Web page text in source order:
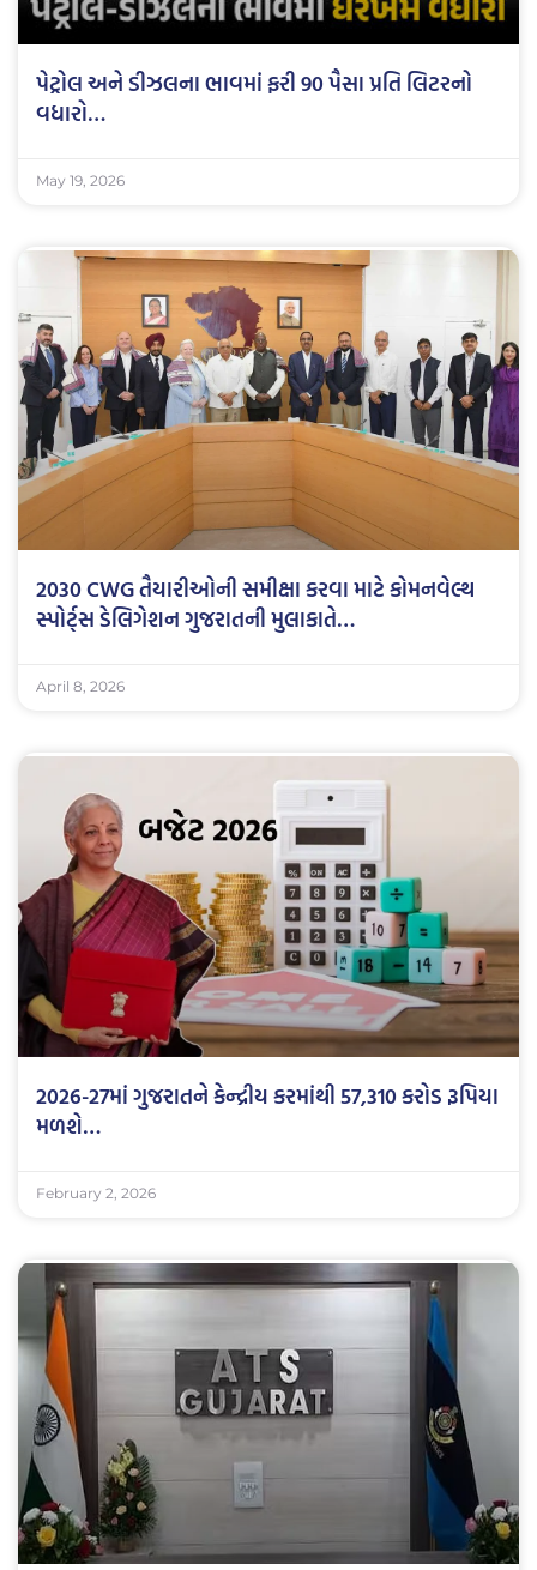
પેટ્રોલ અને ડીઝલના ભાવમાં ફરી 90 પૈસા પ્રતિ લિટરનો
વધારો…
May 19, 2026
2030 CWG તૈયારીઓની સમીક્ષા કરવા માટે કોમનવેલ્થ
સ્પોર્ટ્સ ડેલિગેશન ગુજરાતની મુલાકાતે…
April 8, 2026
2026-27માં ગુજરાતને કેન્દ્રીય કરમાંથી 57,310 કરોડ રૂપિયા
મળશે…
February 2, 2026